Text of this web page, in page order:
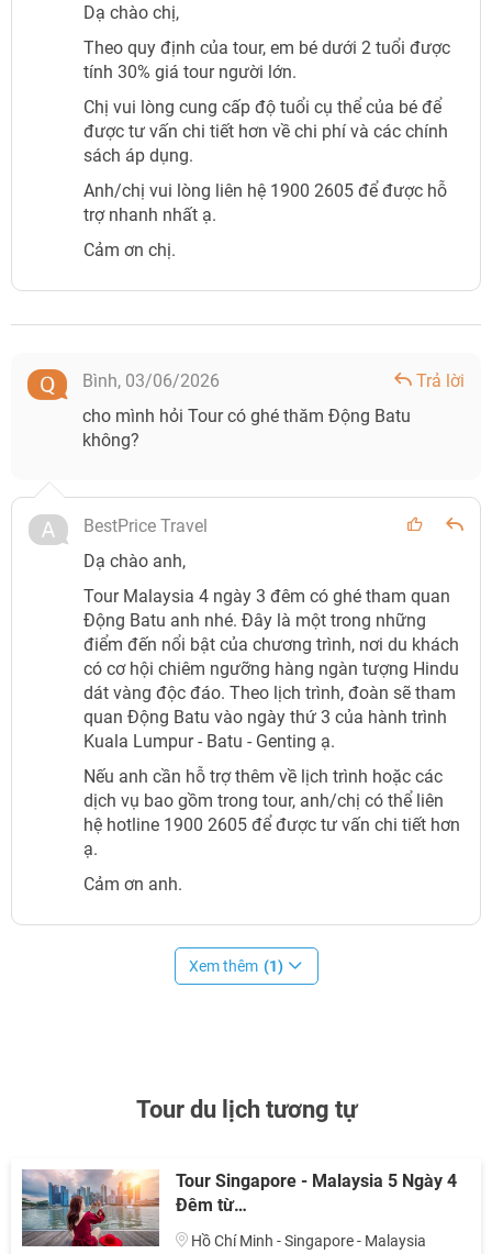
Dạ chào chị,
Theo quy định của tour, em bé dưới 2 tuổi được
tính 30% giá tour người lớn.
Chị vui lòng cung cấp độ tuổi cụ thể của bé để
được tư vấn chi tiết hơn về chi phí và các chính
sách áp dụng.
Anh/chị vui lòng liên hệ 1900 2605 để được hỗ
trợ nhanh nhất ạ.
Cảm ơn chị.
Bình, 03/06/2026
Trả lời
cho mình hỏi Tour có ghé thăm Động Batu
không?
BestPrice Travel
Dạ chào anh,
Tour Malaysia 4 ngày 3 đêm có ghé tham quan
Động Batu anh nhé. Đây là một trong những
điểm đến nổi bật của chương trình, nơi du khách
có cơ hội chiêm ngưỡng hàng ngàn tượng Hindu
dát vàng độc đáo. Theo lịch trình, đoàn sẽ tham
quan Động Batu vào ngày thứ 3 của hành trình
Kuala Lumpur - Batu - Genting ạ.
Nếu anh cần hỗ trợ thêm về lịch trình hoặc các
dịch vụ bao gồm trong tour, anh/chị có thể liên
hệ hotline 1900 2605 để được tư vấn chi tiết hơn
ạ.
Cảm ơn anh.
Xem thêm (1)
Tour du lịch tương tự
Tour Singapore - Malaysia 5 Ngày 4
Đêm từ…
Hồ Chí Minh - Singapore - Malaysia